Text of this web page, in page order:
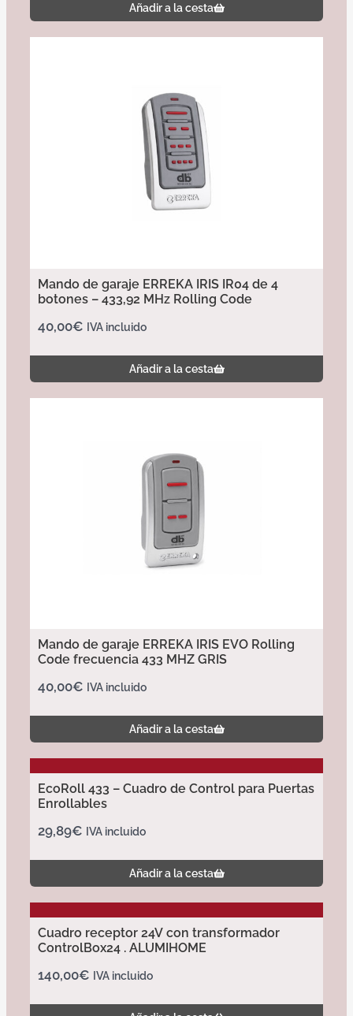
Añadir a la cesta
Mando de garaje ERREKA IRIS IR04 de 4
botones – 433,92 MHz Rolling Code
40,00€ IVA incluido
Añadir a la cesta
Mando de garaje ERREKA IRIS EVO Rolling
Code frecuencia 433 MHZ GRIS
40,00€ IVA incluido
Añadir a la cesta
EcoRoll 433 – Cuadro de Control para Puertas
Enrollables
29,89€ IVA incluido
Añadir a la cesta
Cuadro receptor 24V con transformador
ControlBox24 . ALUMIHOME
140,00€ IVA incluido